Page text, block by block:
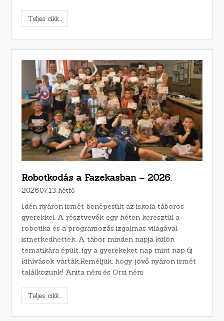
Teljes cikk...
Robotkodás a Fazekasban – 2026.
2026.07.13. hétfő
Idén nyáron ismét benépesült az iskola táboros
gyerekkel. A résztvevők egy héten keresztül a
robotika és a programozás izgalmas világával
ismerkedhettek. A tábor minden napja külön
tematikára épült, így a gyerekeket nap mint nap új
kihívások várták.Reméljük, hogy jövő nyáron ismét
találkozunk! Anita néni és Orsi néni
Teljes cikk...